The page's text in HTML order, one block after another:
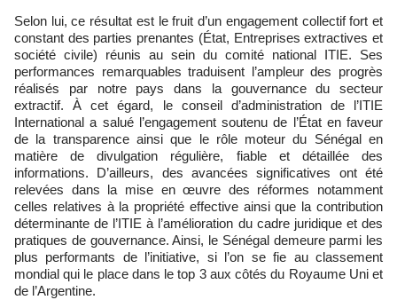
Selon lui, ce résultat est le fruit d’un engagement collectif fort et
constant des parties prenantes (État, Entreprises extractives et
société civile) réunis au sein du comité national ITIE. Ses
performances remarquables traduisent l’ampleur des progrès
réalisés par notre pays dans la gouvernance du secteur
extractif. À cet égard, le conseil d’administration de l’ITIE
International a salué l’engagement soutenu de l’État en faveur
de la transparence ainsi que le rôle moteur du Sénégal en
matière de divulgation régulière, fiable et détaillée des
informations. D’ailleurs, des avancées significatives ont été
relevées dans la mise en œuvre des réformes notamment
celles relatives à la propriété effective ainsi que la contribution
déterminante de l’ITIE à l’amélioration du cadre juridique et des
pratiques de gouvernance. Ainsi, le Sénégal demeure parmi les
plus performants de l’initiative, si l’on se fie au classement
mondial qui le place dans le top 3 aux côtés du Royaume Uni et
de l’Argentine.